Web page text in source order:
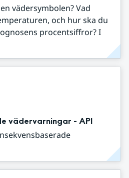
vädersymbolen? Vad
och hur ska du
procentsiffror? I
vädervarningar - API